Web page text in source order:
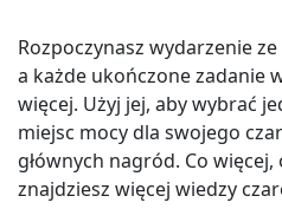
Rozpoczynasz wydarzenie
a każde ukończone zadanie
więcej. Użyj jej, aby wybrać
miejsc mocy dla swojego
głównych nagród. Co więcej,
znajdziesz więcej wiedzy